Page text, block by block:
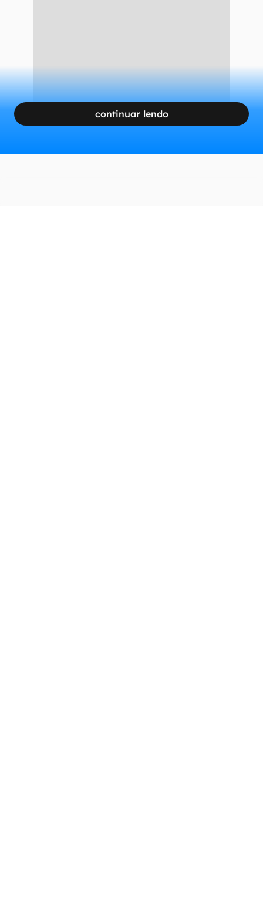
continuar lendo